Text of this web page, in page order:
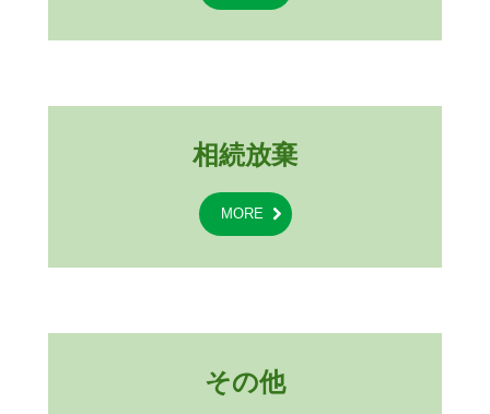
相続放棄
MORE
その他